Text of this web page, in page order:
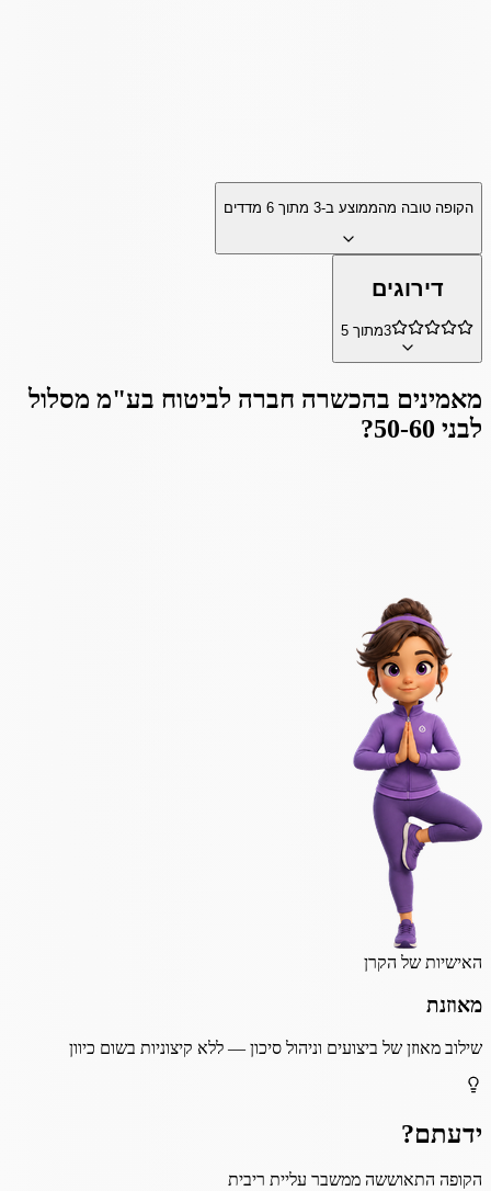
הקופה טובה מהממוצע ב-3 מתוך 6 מדדים
דירוגים
3מתוך 5
מאמינים בהכשרה חברה לביטוח בע"מ מסלול
לבני 50-60
?
האישיות של הקרן
מאוזנת
שילוב מאוזן של ביצועים וניהול סיכון — ללא קיצוניות בשום כיוון
ידעתם?
הקופה התאוששה ממשבר עליית ריבית